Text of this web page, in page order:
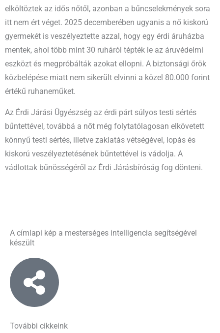
elköltöztek az idős nőtől, azonban a bűncselekmények sora
itt nem ért véget. 2025 decemberében ugyanis a nő kiskorú
gyermekét is veszélyeztette azzal, hogy egy érdi áruházba
mentek, ahol több mint 30 ruháról tépték le az áruvédelmi
eszközt és megpróbálták azokat ellopni. A biztonsági őrök
közbelépése miatt nem sikerült elvinni a közel 80.000 forint
értékű ruhaneműket.
Az Érdi Járási Ügyészség az érdi párt súlyos testi sértés
bűntettével, továbbá a nőt még folytatólagosan elkövetett
könnyű testi sértés, illetve zaklatás vétségével, lopás és
kiskorú veszélyeztetésének bűntettével is vádolja. A
vádlottak bűnösségéről az Érdi Járásbíróság fog dönteni.
A címlapi kép a mesterséges intelligencia segítségével
készült
További cikkeink